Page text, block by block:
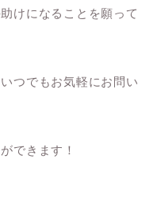
けになることを願って
つでもお気軽にお問い
できます！